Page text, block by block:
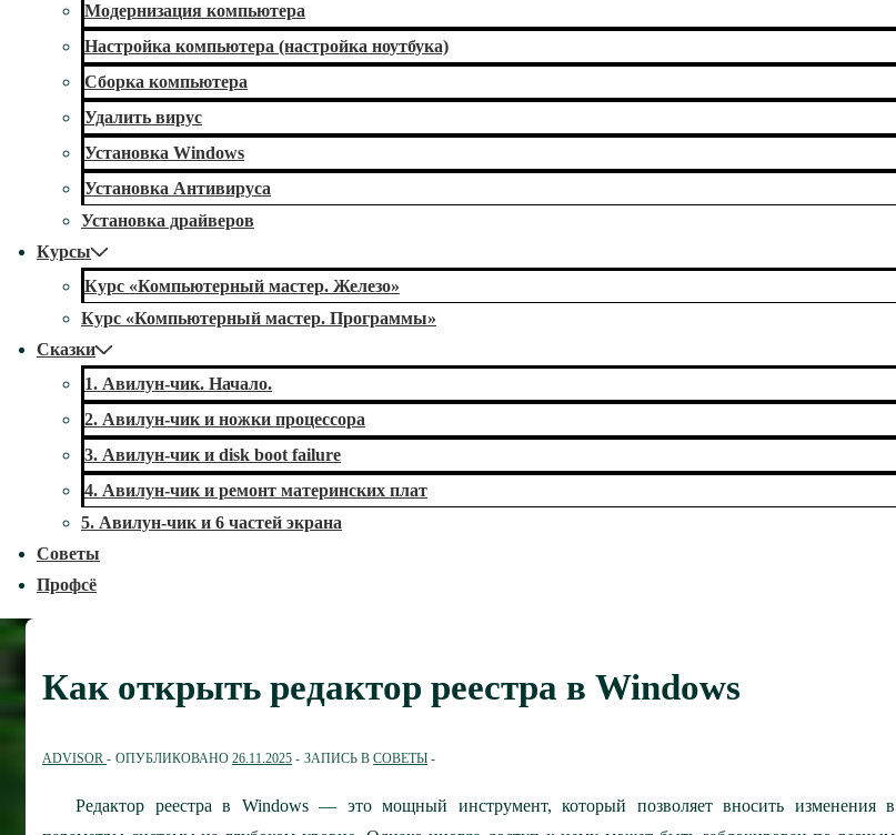
Модернизация компьютера
Настройка компьютера (настройка ноутбука)
Сборка компьютера
Удалить вирус
Установка Windows
Установка Антивируса
Установка драйверов
Курсы
Курс «Компьютерный мастер. Железо»
Курс «Компьютерный мастер. Программы»
Сказки
1. Авилун-чик. Начало.
2. Авилун-чик и ножки процессора
3. Авилун-чик и disk boot failure
4. Авилун-чик и ремонт материнских плат
5. Авилун-чик и 6 частей экрана
Советы
Профсё
Как открыть редактор реестра в Windows
ADVISOR ОПУБЛИКОВАНО 26.11.2025 ЗАПИСЬ В СОВЕТЫ
Редактор реестра в Windows — это мощный инструмент, который позволяет вносить изменения в